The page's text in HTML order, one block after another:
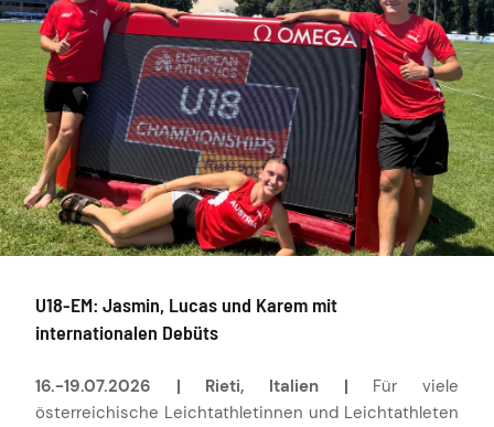
U18-EM: Jasmin, Lucas und Karem mit
internationalen Debüts
16.-19.07.2026 | Rieti, Italien | Für viele
österreichische Leichtathletinnen und Leichtathleten